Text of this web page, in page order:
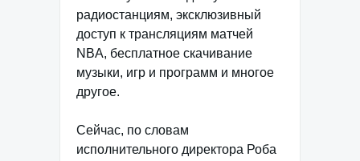
радиостанциям, эксклюзивный
доступ к трансляциям матчей
NBA, бесплатное скачивание
музыки, игр и программ и многое
другое.
Сейчас, по словам
исполнительного директора Роба